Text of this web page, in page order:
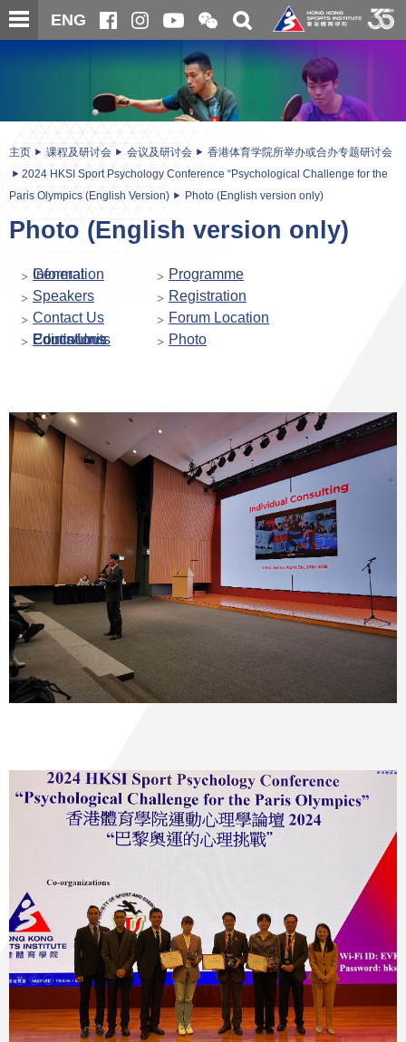
跳
至
ENG
开
合
信
二
维
码
关
搜
主页 课程及研讨会 会议及研讨会
香港体育学院所举办或合办专题研讨会
2024 HKSI Sport Psychology Conference “Psychological Challenge for the
Paris Olympics (English Version)
Photo (English version only)
Photo (English version only)
General Information
Programme
Speakers
Registration
Contact Us
Forum Location
Continuous Educations Points/Units
Photo